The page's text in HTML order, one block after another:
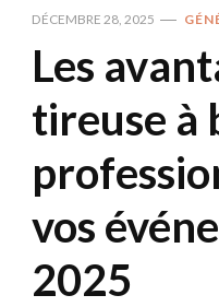
DÉCEMBRE 28, 2025
Les
tireuse à
vos
2025